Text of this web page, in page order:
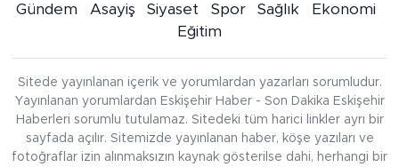
Gündem Asayiş Siyaset Spor Sağlık
Ekonomi
Eğitim
Sitede yayınlanan içerik ve yorumlardan yazarları sorumludur.
Yayınlanan yorumlardan Eskişehir Haber - Son Dakika Eskişehir
Haberleri sorumlu tutulamaz. Sitedeki tüm harici linkler ayrı bir
sayfada açılır. Sitemizde yayınlanan haber, köşe yazıları ve
fotoğraflar izin alınmaksızın kaynak gösterilse dahi, herhangi bir